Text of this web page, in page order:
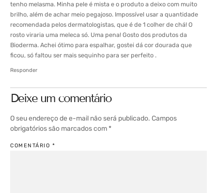
tenho melasma. Minha pele é mista e o produto a deixo com muito
brilho, além de achar meio pegajoso. Impossível usar a quantidade
recomendada pelos dermatologistas, que é de 1 colher de chá! O
rosto viraria uma meleca só. Uma pena! Gosto dos produtos da
Bioderma. Achei ótimo para espalhar, gostei dá cor dourada que
ficou, só faltou ser mais sequinho para ser perfeito .
Responder
Deixe um comentário
O seu endereço de e-mail não será publicado. Campos
obrigatórios são marcados com *
COMENTÁRIO *